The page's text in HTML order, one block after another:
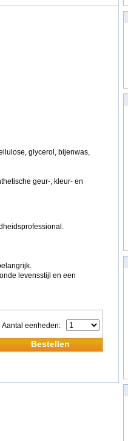
glycerol, bijenwas,
geur-, kleur- en
levensstijl en een
Aantal eenheden:
Bestellen